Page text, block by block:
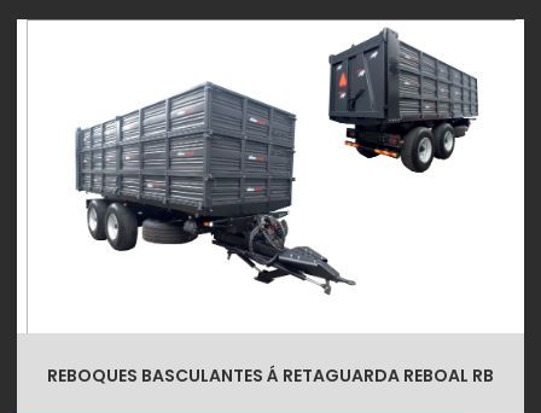
REBOQUES BASCULANTES Á RETAGUARDA REBOAL RB